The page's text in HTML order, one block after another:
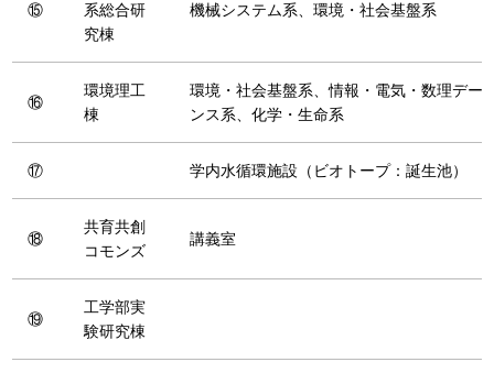
⑮
系総合研
究棟
機械システム系、環境・社会基盤系
⑯
環境理工
棟
環境・社会基盤系、情報・電気・数理デー
ンス系、化学・生命系
⑰ 学内水循環施設（ビオトープ：誕生池）
⑱
共育共創
コモンズ
講義室
⑲
工学部実
験研究棟